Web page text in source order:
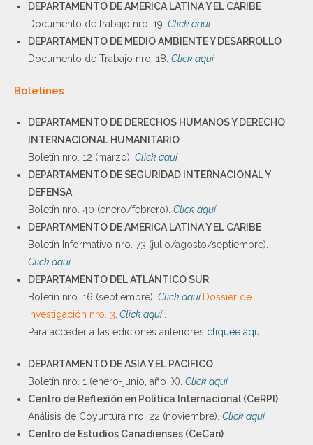
DEPARTAMENTO DE AMERICA LATINA Y EL CARIBE
Documento de trabajo nro. 19. Click aquí
DEPARTAMENTO DE MEDIO AMBIENTE Y DESARROLLO
Documento de Trabajo nro. 18. Click aquí
Boletines
DEPARTAMENTO DE DERECHOS HUMANOS Y DERECHO
INTERNACIONAL HUMANITARIO
Boletín nro. 12 (marzo). Click aquí
DEPARTAMENTO DE SEGURIDAD INTERNACIONAL Y
DEFENSA
Boletín nro. 40 (enero/febrero). Click aquí
DEPARTAMENTO DE AMERICA LATINA Y EL CARIBE
Boletín Informativo nro. 73 (julio/agosto/septiembre).
Click aquí
DEPARTAMENTO DEL ATLÁNTICO SUR
Boletín nro. 16 (septiembre). Click aquí Dossier de
investigación nro. 3. Click aquí.
Para acceder a las ediciones anteriores cliquee aquí.
DEPARTAMENTO DE ASIA Y EL PACIFICO
Boletín nro. 1 (enero-junio, año IX). Click aquí
Centro de Reflexión en Política Internacional (CeRPI)
Análisis de Coyuntura nro. 22 (noviembre). Click aquí
Centro de Estudios Canadienses (CeCan)